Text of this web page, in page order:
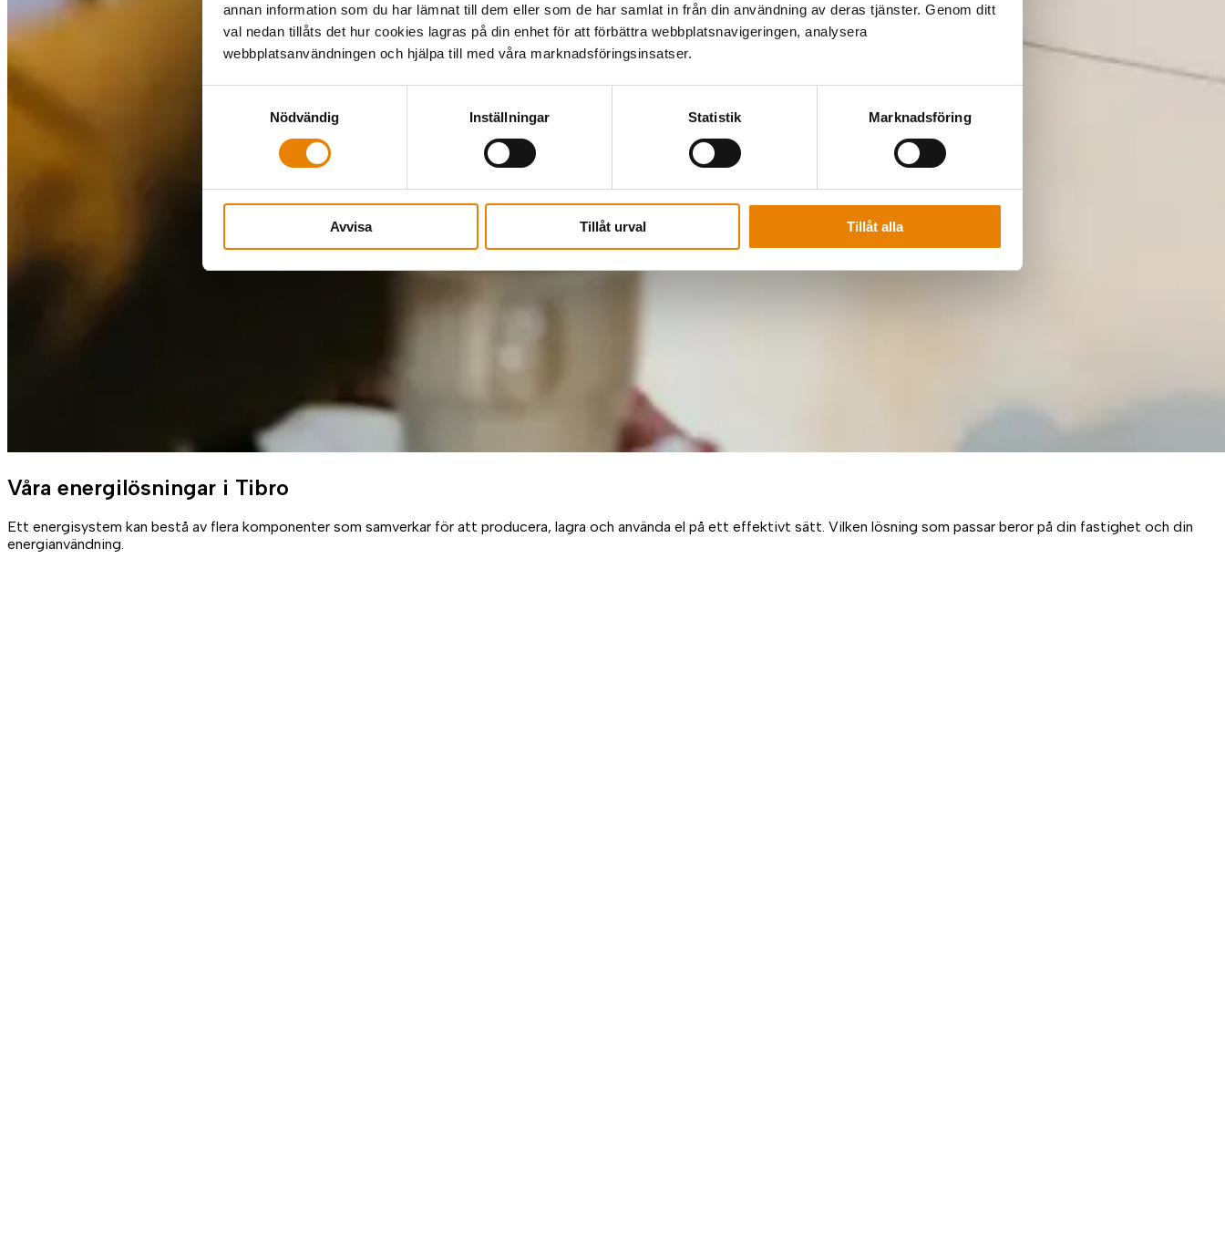
annan information som du har lämnat till dem eller som de har samlat in från din användning av deras tjänster. Genom ditt
val nedan tillåts det hur cookies lagras på din enhet för att förbättra webbplatsnavigeringen, analysera
webbplatsanvändningen och hjälpa till med våra marknadsföringsinsatser.
Nödvändig
Inställningar Statistik Marknadsföring
Avvisa Tillåt urval Tillåt alla
Våra energilösningar i Tibro
Ett energisystem kan bestå av flera komponenter som samverkar för att producera, lagra och använda el på ett effektivt sätt. Vilken lösning som passar beror på din fastighet och din
energianvändning.